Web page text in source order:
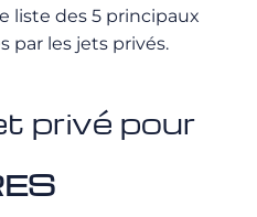
liste des 5 principaux
par les jets privés.
privé pour